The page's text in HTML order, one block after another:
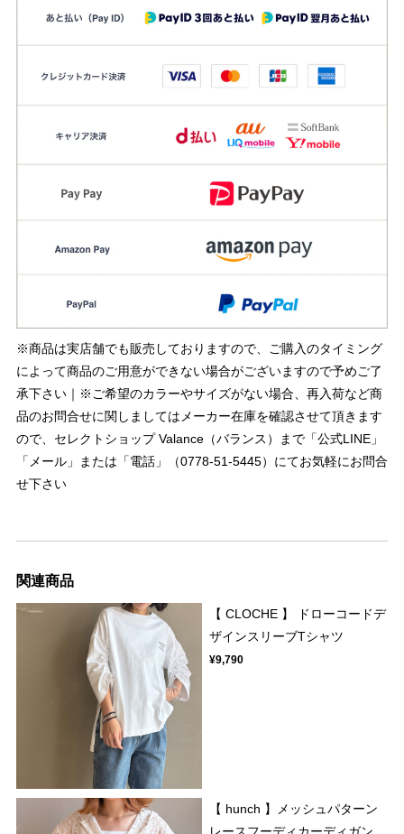
※商品は実店舗でも販売しておりますので、ご購入のタイミング
によって商品のご用意ができない場合がございますので予めご了
承下さい｜※ご希望のカラーやサイズがない場合、再入荷など商
品のお問合せに関しましてはメーカー在庫を確認させて頂きます
ので、セレクトショップ Valance（バランス）まで「公式LINE」
「メール」または「電話」（0778-51-5445）にてお気軽にお問合
せ下さい
関連商品
【 CLOCHE 】 ドローコードデ
ザインスリーブTシャツ
¥9,790
【 hunch 】メッシュパターン